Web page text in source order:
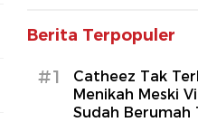
Berita Terpopuler
#1
Catheez Tak
Menikah Meski
Sudah Berumah